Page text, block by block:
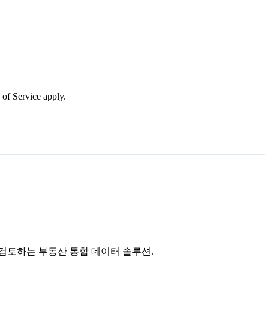
Service apply.
토하는 부동산 통합 데이터 솔루션.